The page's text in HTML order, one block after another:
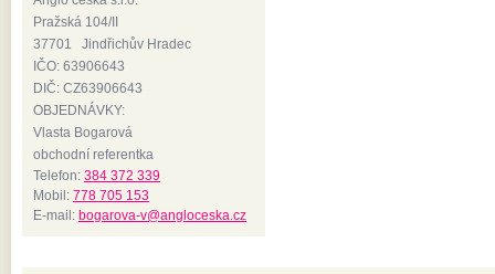
Pražská 104/II
37701 Jindřichův Hradec
IČO: 63906643
DIČ: CZ63906643
OBJEDNÁVKY:
Vlasta Bogarová
obchodní referentka
Telefon: 384 372 339
Mobil: 778 705 153
E-mail: bogarova-v@angloceska.cz